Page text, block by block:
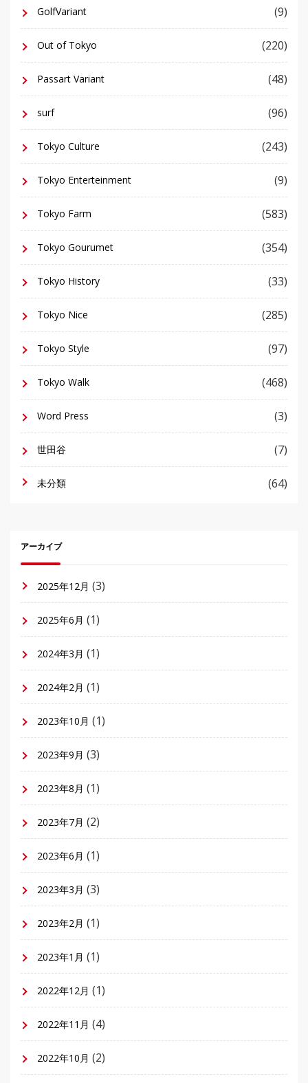
GolfVariant (9)
Out of Tokyo (220)
Passart Variant (48)
surf (96)
Tokyo Culture (243)
Tokyo Enterteinment (9)
Tokyo Farm (583)
Tokyo Gourumet (354)
Tokyo History (33)
Tokyo Nice (285)
Tokyo Style (97)
Tokyo Walk (468)
Word Press (3)
世田谷 (7)
未分類 (64)
アーカイブ
2025年12月 (3)
2025年6月 (1)
2024年3月 (1)
2024年2月 (1)
2023年10月 (1)
2023年9月 (3)
2023年8月 (1)
2023年7月 (2)
2023年6月 (1)
2023年3月 (3)
2023年2月 (1)
2023年1月 (1)
2022年12月 (1)
2022年11月 (4)
2022年10月 (2)